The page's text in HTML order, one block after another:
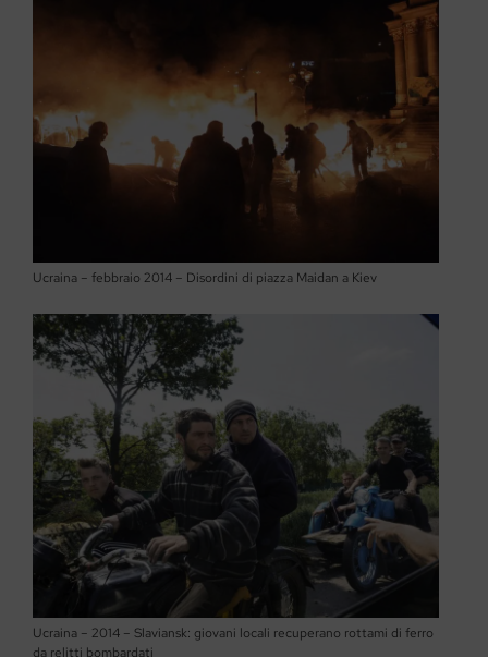
Ucraina – febbraio 2014 – Disordini di piazza Maidan a Kiev
Ucraina – 2014 – Slaviansk: giovani locali recuperano rottami di ferro
da relitti bombardati